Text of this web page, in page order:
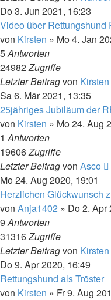
Do 3. Jun 2021, 16:23
Video über Rettungshund
von Kirsten » Mo 4. Jan
5Antworten
24982Zugriffe
Letzter Beitragvon Kirsten
Sa 6. Mär 2021, 13:35
25jähriges Jubiläum der
von Kirsten » Mo 24. Aug
1Antworten
19606Zugriffe
Letzter Beitragvon Asco
Mo 24. Aug 2020, 19:01
Herzlichen Glückwunsch
von Anja1402 » Do 2. Apr
9Antworten
31316Zugriffe
Letzter Beitragvon Kirsten
Do 9. Apr 2020, 16:49
Rettungshund als Tröster
von Kirsten » Fr 9. Aug